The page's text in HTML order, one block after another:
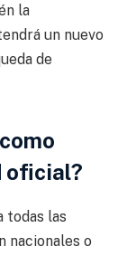
la
un nuevo
de
oficial?
todas las
nacionales o